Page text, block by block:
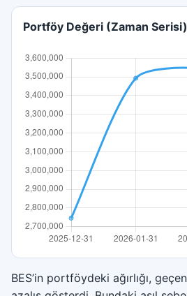
Portföy Değeri (Zaman Serisi)
BES’in portföydeki ağırlığı,